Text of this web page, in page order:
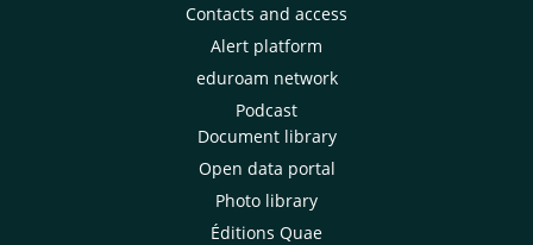
Contacts and access
Alert platform
eduroam network
Podcast
Document library
Open data portal
Photo library
Éditions Quae